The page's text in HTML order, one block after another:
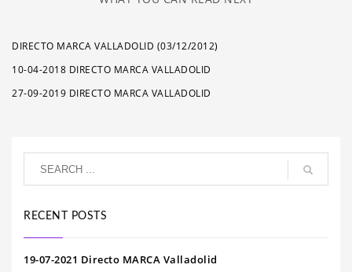
DIRECTO MARCA VALLADOLID (03/12/2012)
10-04-2018 DIRECTO MARCA VALLADOLID
27-09-2019 DIRECTO MARCA VALLADOLID
RECENT POSTS
19-07-2021 Directo MARCA Valladolid